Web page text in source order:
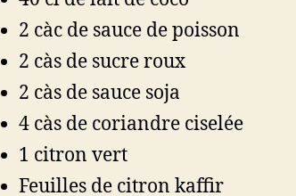
2 càc de sauce de poisson
2 càs de sucre roux
2 càs de sauce soja
4 càs de coriandre ciselée
1 citron vert
Feuilles de citron kaffir